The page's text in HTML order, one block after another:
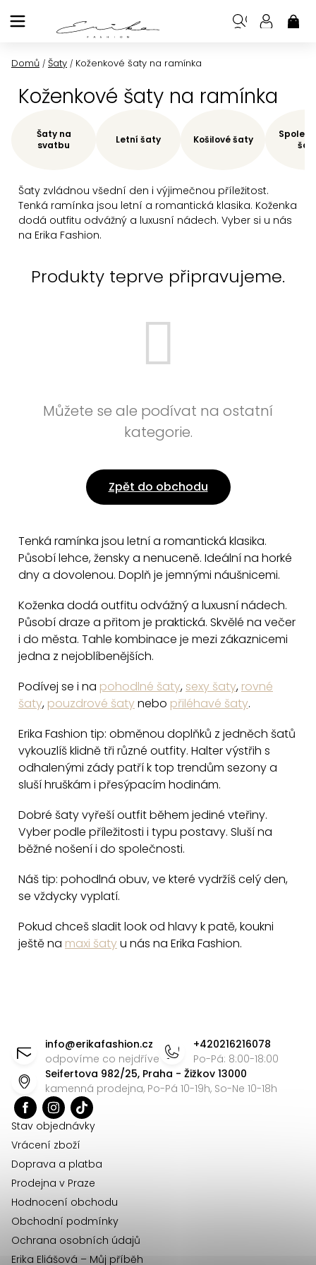
na
Domů / Šaty / Koženkové šaty na ramínka
Koženkové šaty na ramínka
Šaty zvládnou všední den i výjimečnou příležitost.
Tenká ramínka jsou letní a romantická klasika. Koženka
dodá outfitu odvážný a luxusní nádech. Vyber si u nás
na Erika Fashion.
Šaty na
svatbu
Letní šaty Košilové šaty
Produkty teprve připravujeme.
Můžete se ale podívat na ostatní
kategorie.
Zpět do obchodu
Tenká ramínka jsou letní a romantická klasika.
Působí lehce, žensky a nenuceně. Ideální na horké
dny a dovolenou. Doplň je jemnými náušnicemi.
Koženka dodá outfitu odvážný a luxusní nádech.
Působí draze a přitom je praktická. Skvělé na večer
i do města. Tahle kombinace je mezi zákaznicemi
jedna z nejoblíbenějších.
Podívej se i na pohodlné šaty, sexy šaty, rovné
šaty, pouzdrové šatynebo přiléhavé šaty.
Erika Fashion tip: obměnou doplňků z jedněch šatů
vykouzlíš klidně tři různé outfity. Halter výstřih s
odhalenými zády patří k top trendům sezony a
sluší hruškám i přesýpacím hodinám.
Dobré šaty vyřeší outfit během jediné vteřiny.
Vyber podle příležitosti i typu postavy. Sluší na
běžné nošení i do společnosti.
Náš tip: pohodlná obuv, ve které vydržíš celý den,
se vždycky vyplatí.
Pokud chceš sladit look od hlavy k patě, koukni
ještě na maxi šatyu nás na Erika Fashion.
info@erikafashion.cz
odpovíme co nejdříve
+420216216078
Po-Pá: 8:00-18:00
Seifertova 982/25, Praha - Žižkov 13000
kamenná prodejna, Po-Pá 10-19h, So-Ne 10-18h
Stav objednávky
Vrácení zboží
Doprava a platba
Prodejna v Praze
Hodnocení obchodu
Obchodní podmínky
Ochrana osobních údajů
Erika Eliášová – Můj příběh